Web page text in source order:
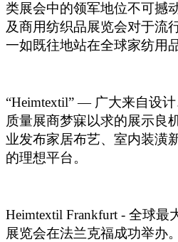
类展会中的领军地位不可撼
及商用纺织品展览会对于流
一如既往地站在全球家纺用
“Heimtextil” — 广大来自设
质量展商梦寐以求的展示良
业发布家居布艺、室内装潢
的理想平台。
Heimtextil Frankfurt - 全球最
展览会在法兰克福成功举办